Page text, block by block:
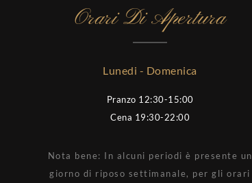
Orari Di Apertura
Lunedi - Domenica
Pranzo 12:30-15:00
Cena 19:30-22:00
Nota bene: In alcuni periodi è presente un
giorno di riposo settimanale, per gli orari